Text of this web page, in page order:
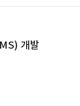
개발